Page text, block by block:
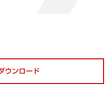
ウンロード